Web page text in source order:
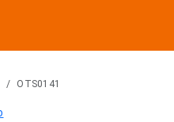
/ OTS0141